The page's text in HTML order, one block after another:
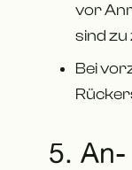
vor
sind zu
Bei
5.